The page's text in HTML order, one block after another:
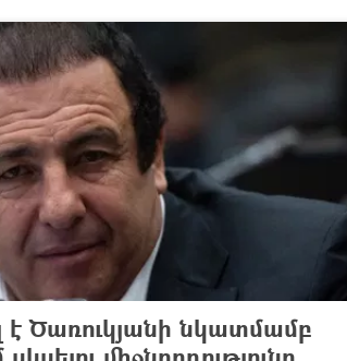
է Ծառուկյանի նկատմամբ